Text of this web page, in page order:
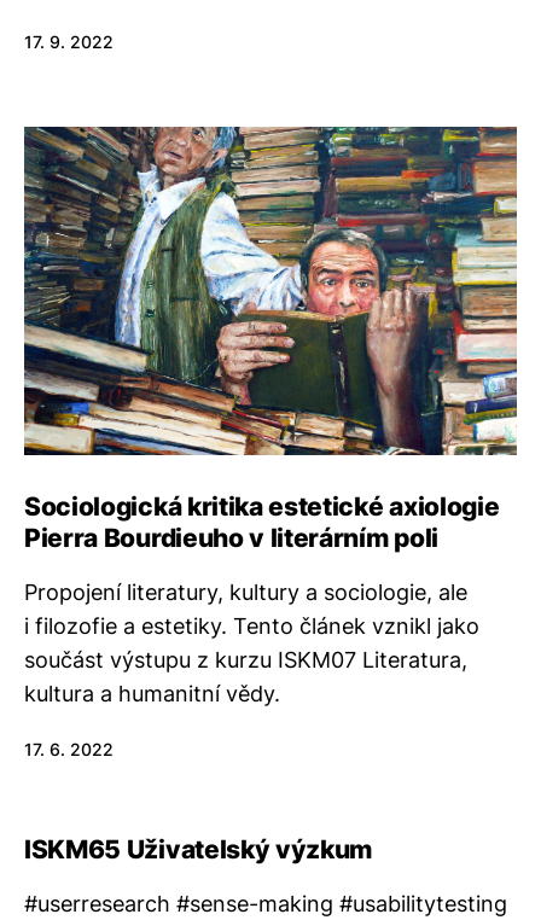
17. 9. 2022
Sociologická kritika estetické axiologie
Pierra Bourdieuho v literárním poli
Propojení literatury, kultury a sociologie, ale
i filozofie a estetiky. Tento článek vznikl jako
součást výstupu z kurzu ISKM07 Literatura,
kultura a humanitní vědy.
17. 6. 2022
ISKM65 Uživatelský výzkum
#userresearch #sense-making #usabilitytesting